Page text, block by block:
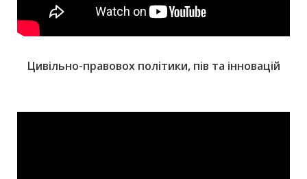
Цивільно-правовох політики, пів та інновацій